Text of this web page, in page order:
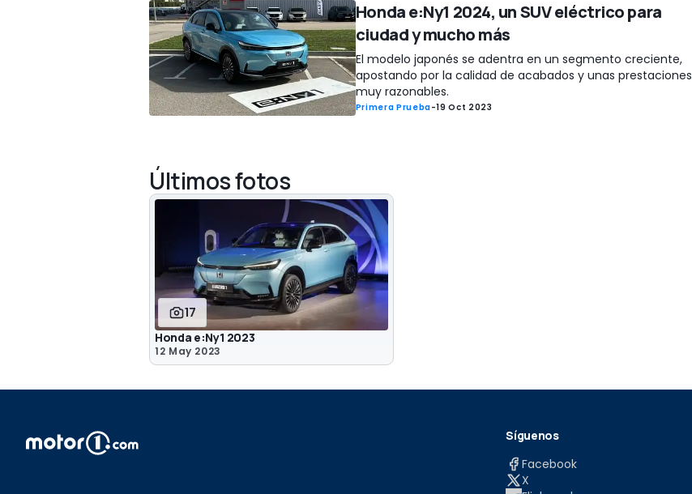
Honda e:Ny1 2024, un SUV eléctrico para
ciudad y mucho más
El modelo japonés se adentra en un segmento creciente,
apostando por la calidad de acabados y unas prestaciones
muy razonables.
Primera Prueba-19 Oct 2023
Últimos fotos
17
Honda e:Ny1 2023
12 May 2023
Síguenos
Facebook
X